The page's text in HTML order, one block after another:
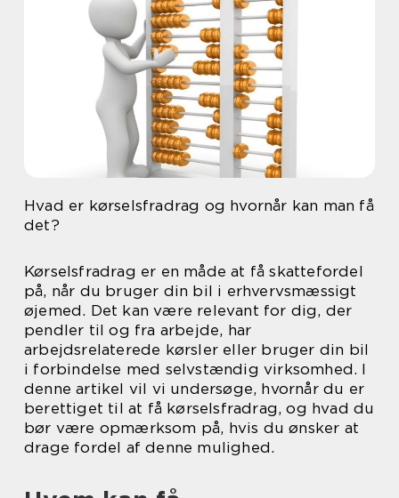
Hvad er kørselsfradrag og hvornår kan man få
det?
Kørselsfradrag er en måde at få skattefordel
på, når du bruger din bil i erhvervsmæssigt
øjemed. Det kan være relevant for dig, der
pendler til og fra arbejde, har
arbejdsrelaterede kørsler eller bruger din bil
i forbindelse med selvstændig virksomhed. I
denne artikel vil vi undersøge, hvornår du er
berettiget til at få kørselsfradrag, og hvad du
bør være opmærksom på, hvis du ønsker at
drage fordel af denne mulighed.